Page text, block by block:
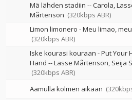
Mä lähden stadiin --Carola
Mårtenson (320kbps ABR)
Limon limonero - Meu limao,
(320kbps ABR)
Iske kourasi kouraan - Put Your
Hand --Lasse Mårtenson Seija
(320kbps ABR)
Aamulla kolmen aikaan